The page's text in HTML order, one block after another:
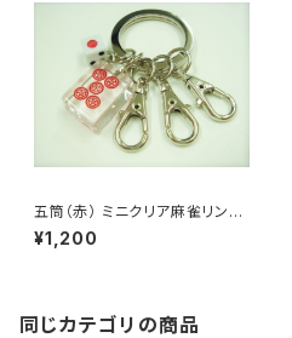
五筒（赤） ミニクリア麻雀リング
3連キーホルダー
¥1,200
同じカテゴリの商品